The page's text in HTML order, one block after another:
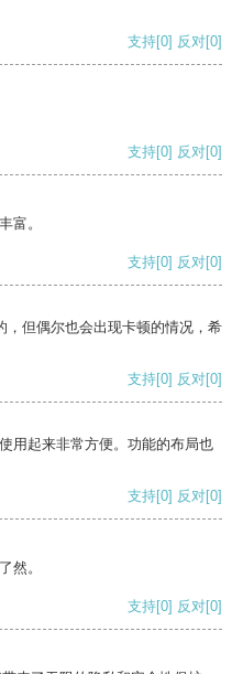
支持[0] 反对[0]
支持[0] 反对[0]
富。
支持[0] 反对[0]
，但偶尔也会出现卡顿的情况，希
支持[0] 反对[0]
用起来非常方便。功能的布局也
支持[0] 反对[0]
然。
支持[0] 反对[0]